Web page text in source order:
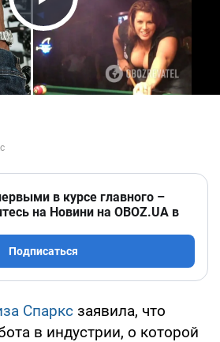
Play Video
в курсе главного –
на Новини на OBOZ.UA в
Подписаться
Спаркс заявила, что
в индустрии, о которой